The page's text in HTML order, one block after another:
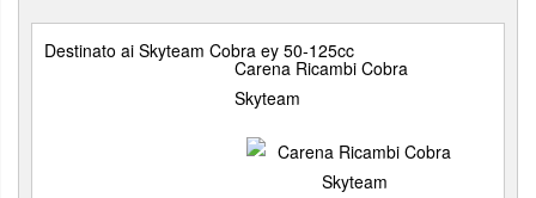
Destinato ai Skyteam Cobra ey 50-125cc
Carena Ricambi Cobra
Skyteam